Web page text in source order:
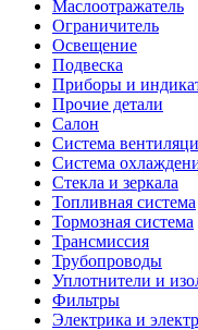
Маслоотражатель
Ограничитель
Освещение
Подвеска
Приборы и
Прочие детали
Салон
Система
Система
Стекла и зеркала
Топливная система
Тормозная система
Трансмиссия
Трубопроводы
Уплотнители и
Фильтры
Электрика и